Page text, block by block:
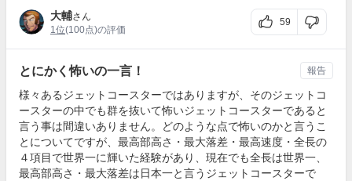
大輔さん
1位(100点)の評価
59
とにかく怖いの一言！
様々あるジェットコースターではありますが、そのジェットコ
ースターの中でも群を抜いて怖いジェットコースターであると
言う事は間違いありません。どのような点で怖いのかと言うこ
とについてですが、最高部高さ・最大落差・最高速度・全長の
４項目で世界一に輝いた経験があり、現在でも全長は世界一、
最高部高さ・最大落差は日本一と言うジェットコースターで
報告